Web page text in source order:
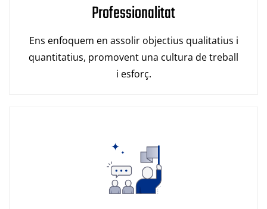
Professionalitat
Ens enfoquem en assolir objectius qualitatius i
quantitatius, promovent una cultura de treball
i esforç.